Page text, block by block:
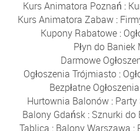
Kurs Animatora Poznań :
Kurs Animatora Zabaw :
Kupony Rabatowe :
Płyn do
Darmowe
Ogłoszenia Trójmiasto :
Bezpłatne Ogłoszenia
Hurtownia Balonów : Party
Balony Gdańsk : Sznurki do
Tablica : Balony Warszawa :